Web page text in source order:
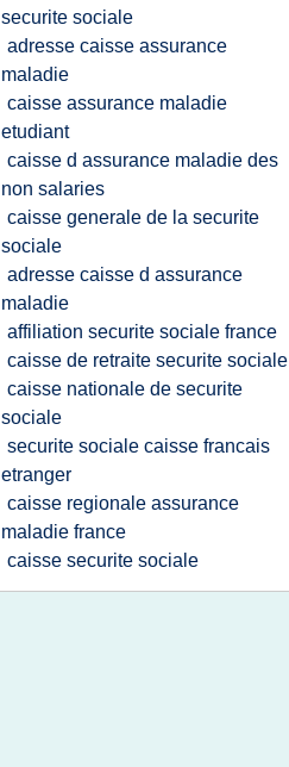
securite sociale
adresse caisse assurance
maladie
caisse assurance maladie
etudiant
caisse d assurance maladie des
non salaries
caisse generale de la securite
sociale
adresse caisse d assurance
maladie
affiliation securite sociale france
caisse de retraite securite sociale
caisse nationale de securite
sociale
securite sociale caisse francais
etranger
caisse regionale assurance
maladie france
caisse securite sociale